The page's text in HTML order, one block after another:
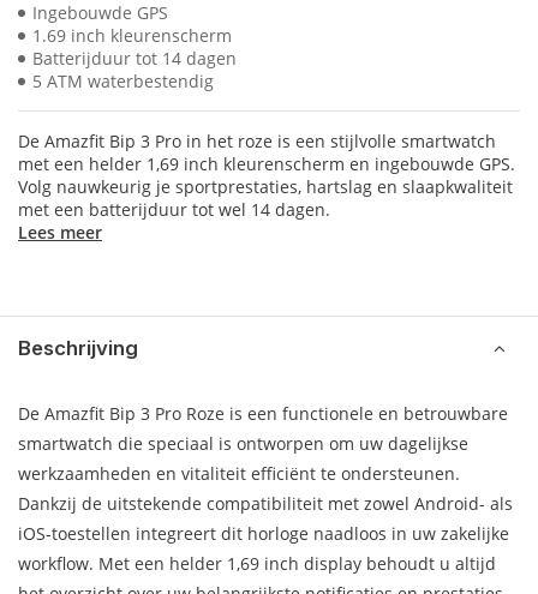
Ingebouwde GPS
1.69 inch kleurenscherm
Batterijduur tot 14 dagen
5 ATM waterbestendig
De Amazfit Bip 3 Pro in het roze is een stijlvolle smartwatch
met een helder 1,69 inch kleurenscherm en ingebouwde GPS.
Volg nauwkeurig je sportprestaties, hartslag en slaapkwaliteit
met een batterijduur tot wel 14 dagen.
Lees meer
Beschrijving
De Amazfit Bip 3 Pro Roze is een functionele en betrouwbare
smartwatch die speciaal is ontworpen om uw dagelijkse
werkzaamheden en vitaliteit efficiënt te ondersteunen.
Dankzij de uitstekende compatibiliteit met zowel Android- als
iOS-toestellen integreert dit horloge naadloos in uw zakelijke
workflow. Met een helder 1,69 inch display behoudt u altijd